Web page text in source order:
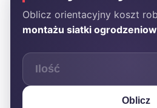
Oblicz orientacyjny koszt
montażu siatki
Oblicz